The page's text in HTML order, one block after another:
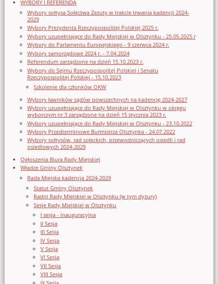
WYBORY I REFERENDA
Wybory sołtysa Sołectwa Zezuty w trakcie trwania kadencji 2024-
2029
Wybory Prezydenta Rzeczypospolitej Polskiej 2025 r.
Wybory uzupełniające do Rady Miejskiej w Olsztynku - 25.05.2025 r
Wybory do Parlamentu Europejskiego - 9 czerwca 2024 r.
Wybory samorządowe 2024 r. - 7.04.2024
Referendum zarządzone na dzień 15.10.2023 r.
Wybory do Sejmu Rzeczypospolitej Polskiej i Senatu
Rzeczypospolitej Polskiej - 15.10.2023
Szkolenie dla członków OKW
Wybory ławników sądów powszechnych na kadencję 2024-2027
Wybory uzupełniające do Rady Miejskiej w Olsztynku w okręgu
wyborczym nr 3 zarządzone na dzień 15 stycznia 2023 r.
Wybory uzupełniające do Rady Miejskiej w Olsztynku - 23.10.2022
Wybory Przedterminowe Burmistrza Olsztynka - 24.07.2022
Wybory sołtysów, rad sołeckich, przewodniczących osiedli i rad
osiedlowych 2024-2029
Ogłoszenia Biura Rady Miejskiej
Władze Gminy Olsztynek
Rada Miejska kadencja 2024-2029
Statut Gminy Olsztynek
Radni Rady Miejskiej w Olsztynku (w tym dyżury)
Sesje Rady Miejskiej w Olsztynku
I sesja - inauguracyjna
II Sesja
III Sesja
IV Sesja
V Sesja
VI Sesja
VII Sesja
VIII Sesja